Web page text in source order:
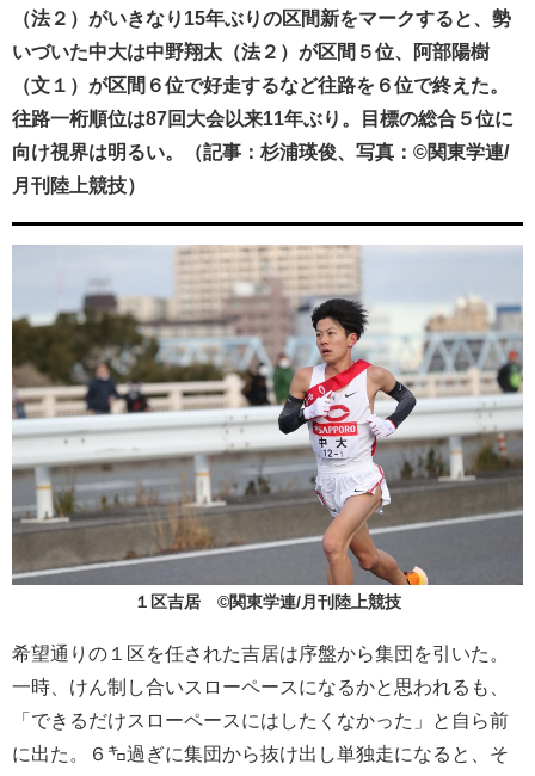
（法２）がいきなり15年ぶりの区間新をマークすると、勢
いづいた中大は中野翔太（法２）が区間５位、阿部陽樹
（文１）が区間６位で好走するなど往路を６位で終えた。
往路一桁順位は87回大会以来11年ぶり。目標の総合５位に
向け視界は明るい。（記事：杉浦瑛俊、写真：©関東学連/
月刊陸上競技）
１区吉居 ©関東学連/月刊陸上競技
希望通りの１区を任された吉居は序盤から集団を引いた。
一時、けん制し合いスローペースになるかと思われるも、
「できるだけスローペースにはしたくなかった」と自ら前
に出た。６㌔過ぎに集団から抜け出し単独走になると、そ